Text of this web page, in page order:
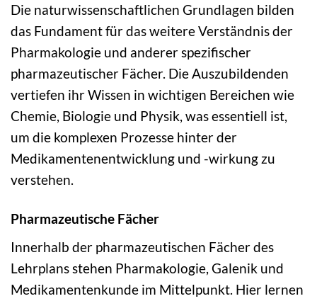
Die naturwissenschaftlichen Grundlagen bilden
das Fundament für das weitere Verständnis der
Pharmakologie und anderer spezifischer
pharmazeutischer Fächer. Die Auszubildenden
vertiefen ihr Wissen in wichtigen Bereichen wie
Chemie, Biologie und Physik, was essentiell ist,
um die komplexen Prozesse hinter der
Medikamentenentwicklung und -wirkung zu
verstehen.
Pharmazeutische Fächer
Innerhalb der pharmazeutischen Fächer des
Lehrplans stehen Pharmakologie, Galenik und
Medikamentenkunde im Mittelpunkt. Hier lernen